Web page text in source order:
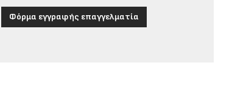
Φόρμα εγγραφής επαγγελματία